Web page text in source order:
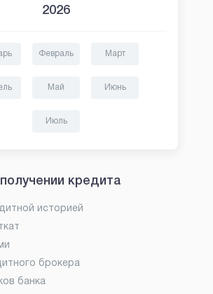
2026
Февраль Март
Май Июнь
Июль
кредита
историей
брокера
банка